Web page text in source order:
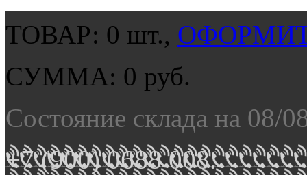
ТОВАР: 0 шт.,
СУММА: 0 руб.
Состояние склада на 08/
+7 (900) 0688 008.